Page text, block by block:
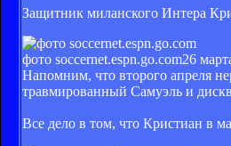
Защитник миланского Интера
фото soccernet.espn.go.com26
Напомним, что второго апреля
травмированный Самуэль и
Все дело в том, что Кристиан в